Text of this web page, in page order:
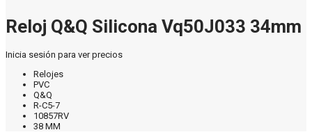
Reloj Q&Q Silicona Vq50J033 34mm
Inicia sesión para ver precios
Relojes
PVC
Q&Q
R-C5-7
10857RV
38 MM